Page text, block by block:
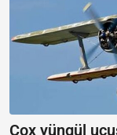
Çox yüngül